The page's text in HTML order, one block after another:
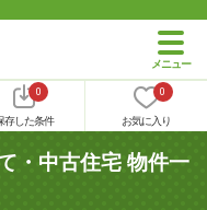
0
存した条件
0
お気に入り
・中古住宅 物件一